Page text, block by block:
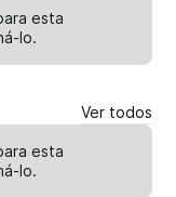
esta
lo.
Ver todos
esta
lo.